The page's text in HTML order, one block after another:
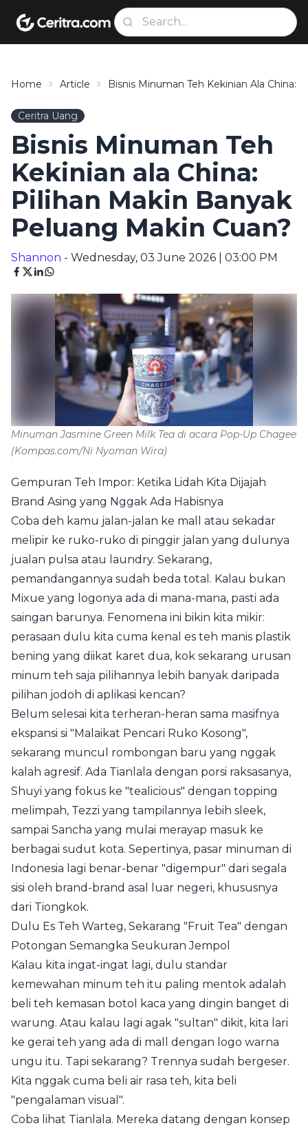
Home Article Bisnis Minuman Teh Kekinian Ala China:
Ceritra Uang
Bisnis Minuman Teh
Kekinian ala China:
Pilihan Makin Banyak
Peluang Makin Cuan?
Shannon - Wednesday, 03 June 2026 | 03:00 PM
Minuman Jasmine Green Milk Tea di acara Pop-Up Chagee
(Kompas.com/Ni Nyoman Wira)
Gempuran Teh Impor: Ketika Lidah Kita Dijajah
Brand Asing yang Nggak Ada Habisnya
Coba deh kamu jalan-jalan ke mall atau sekadar
melipir ke ruko-ruko di pinggir jalan yang dulunya
jualan pulsa atau laundry. Sekarang,
pemandangannya sudah beda total. Kalau bukan
Mixue yang logonya ada di mana-mana, pasti ada
saingan barunya. Fenomena ini bikin kita mikir:
perasaan dulu kita cuma kenal es teh manis plastik
bening yang diikat karet dua, kok sekarang urusan
minum teh saja pilihannya lebih banyak daripada
pilihan jodoh di aplikasi kencan?
Belum selesai kita terheran-heran sama masifnya
ekspansi si "Malaikat Pencari Ruko Kosong",
sekarang muncul rombongan baru yang nggak
kalah agresif. Ada Tianlala dengan porsi raksasanya,
Shuyi yang fokus ke "tealicious" dengan topping
melimpah, Tezzi yang tampilannya lebih sleek,
sampai Sancha yang mulai merayap masuk ke
berbagai sudut kota. Sepertinya, pasar minuman di
Indonesia lagi benar-benar "digempur" dari segala
sisi oleh brand-brand asal luar negeri, khususnya
dari Tiongkok.
Dulu Es Teh Warteg, Sekarang "Fruit Tea" dengan
Potongan Semangka Seukuran Jempol
Kalau kita ingat-ingat lagi, dulu standar
kemewahan minum teh itu paling mentok adalah
beli teh kemasan botol kaca yang dingin banget di
warung. Atau kalau lagi agak "sultan" dikit, kita lari
ke gerai teh yang ada di mall dengan logo warna
ungu itu. Tapi sekarang? Trennya sudah bergeser.
Kita nggak cuma beli air rasa teh, kita beli
"pengalaman visual".
Coba lihat Tianlala. Mereka datang dengan konsep